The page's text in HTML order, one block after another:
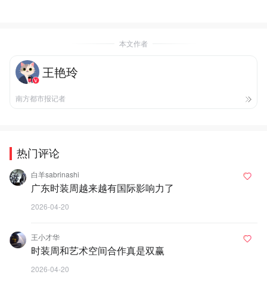
本文作者
王艳玲
南方都市报记者
热门评论
白羊sabrinashi
广东时装周越来越有国际影响力了
2026-04-20
王小才华
时装周和艺术空间合作真是双赢
2026-04-20